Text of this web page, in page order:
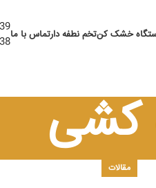
خشک کنتخم نطفه دارتماس با ما
کشی
مقالات